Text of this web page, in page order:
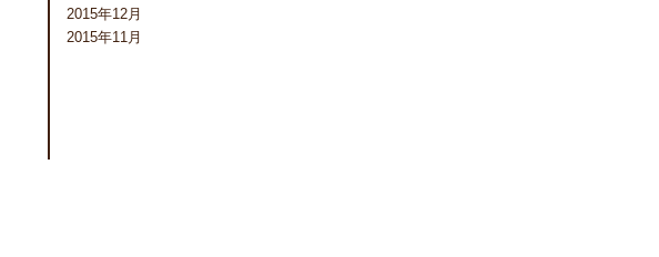
2015年12月
2015年11月